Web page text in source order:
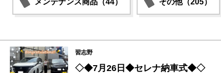
メンテナンス商品（44） その他（205）
習志野
◇◆7月26日◆セレナ納車式◆◇